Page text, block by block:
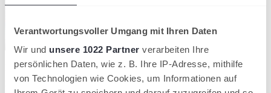
Verantwortungsvoller Umgang mit Ihren Daten
Wir und unsere 1022 Partner verarbeiten Ihre
persönlichen Daten, wie z. B. Ihre IP-Adresse, mithilfe
von Technologien wie Cookies, um Informationen auf
Erstmals hat der Deutsche Tennis Bund (DTB), der seit Anfang
2022 auch für Padel zuständig ist, ein Turnier der GPT ausgerichtet.
DTB-Vizepräsident Dr. Sebastian Projahn hat das Event besucht